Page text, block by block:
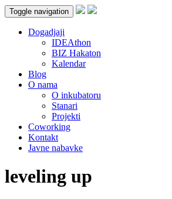
Toggle navigation
Dogadjaji
IDEAthon
BIZ Hakaton
Kalendar
Blog
O nama
O inkubatoru
Stanari
Projekti
Coworking
Kontakt
Javne nabavke
leveling up